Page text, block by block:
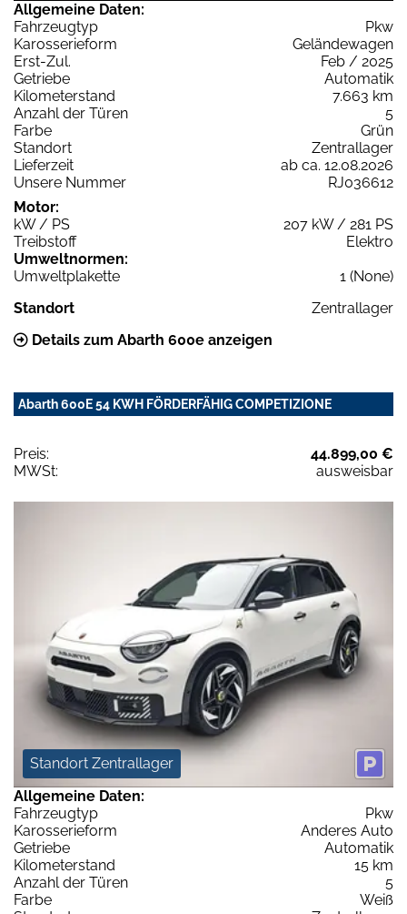
Allgemeine Daten:
Fahrzeugtyp
Pkw
Karosserieform
Geländewagen
Erst-Zul.
Feb / 2025
Getriebe
Automatik
Kilometerstand
7.663 km
Anzahl der Türen
5
Farbe
Grün
Standort
Zentrallager
Lieferzeit
ab ca. 12.08.2026
Unsere Nummer
RJ036612
Motor:
kW / PS
207 kW / 281 PS
Treibstoff
Elektro
Umweltnormen:
Umweltplakette
1 (None)
Standort
Zentrallager
Details zum Abarth 600e anzeigen
Abarth 600E 54 KWH FÖRDERFÄHIG COMPETIZIONE
Preis:
44.899,00 €
MWSt:
ausweisbar
Standort Zentrallager
Allgemeine Daten:
Fahrzeugtyp
Pkw
Karosserieform
Anderes Auto
Getriebe
Automatik
Kilometerstand
15 km
Anzahl der Türen
5
Farbe
Weiß